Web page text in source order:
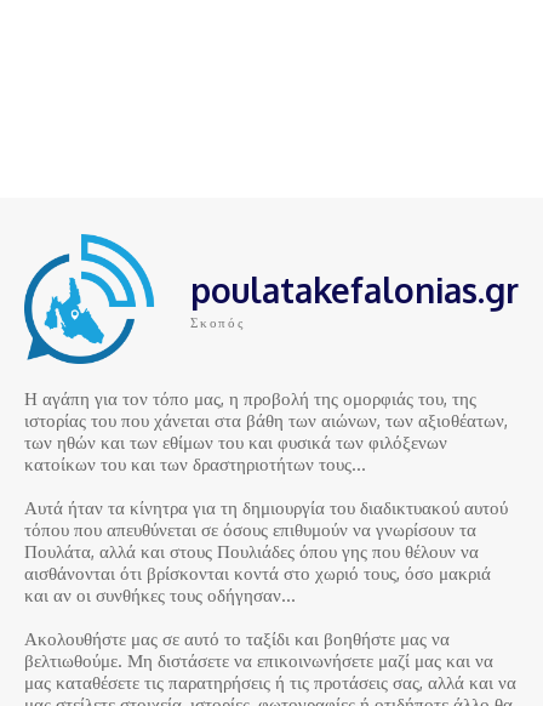
poulatakefalonias.gr
Σκοπός
Η αγάπη για τον τόπο μας, η προβολή της ομορφιάς του, της
ιστορίας του που χάνεται στα βάθη των αιώνων, των αξιοθέατων,
των ηθών και των εθίμων του και φυσικά των φιλόξενων
κατοίκων του και των δραστηριοτήτων τους…
Αυτά ήταν τα κίνητρα για τη δημιουργία του διαδικτυακού αυτού
τόπου που απευθύνεται σε όσους επιθυμούν να γνωρίσουν τα
Πουλάτα, αλλά και στους Πουλιάδες όπου γης που θέλουν να
αισθάνονται ότι βρίσκονται κοντά στο χωριό τους, όσο μακριά
και αν οι συνθήκες τους οδήγησαν…
Ακολουθήστε μας σε αυτό το ταξίδι και βοηθήστε μας να
βελτιωθούμε. Μη διστάσετε να επικοινωνήσετε μαζί μας και να
μας καταθέσετε τις παρατηρήσεις ή τις προτάσεις σας, αλλά και να